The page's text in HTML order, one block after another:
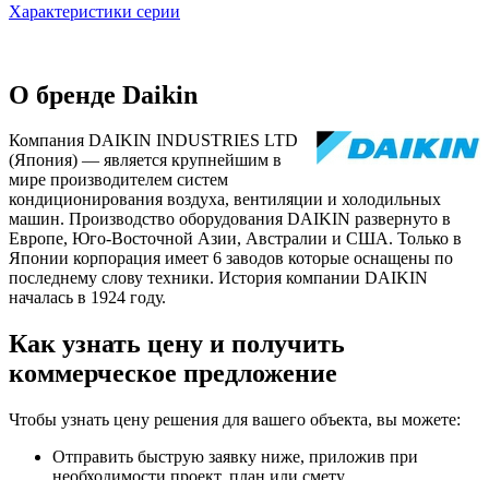
Характеристики серии
О бренде Daikin
Компания DAIKIN INDUSTRIES LTD
(Япония) — является крупнейшим в
мире производителем систем
кондиционирования воздуха, вентиляции и холодильных
машин. Производство оборудования DAIKIN развернуто в
Европе, Юго-Восточной Азии, Австралии и США. Только в
Японии корпорация имеет 6 заводов которые оснащены по
последнему слову техники. История компании DAIKIN
началась в 1924 году.
Как узнать цену и получить
коммерческое предложение
Чтобы узнать цену решения для вашего объекта, вы можете:
Отправить быструю заявку ниже, приложив при